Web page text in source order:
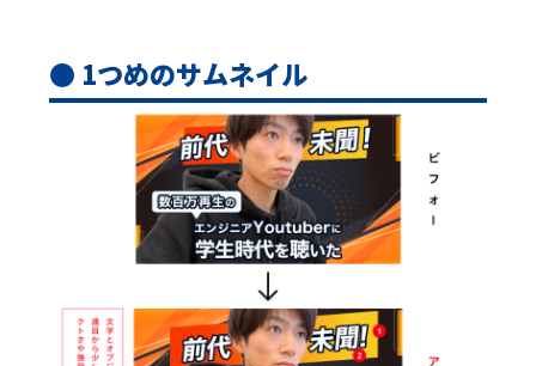
● 1つめのサムネイル